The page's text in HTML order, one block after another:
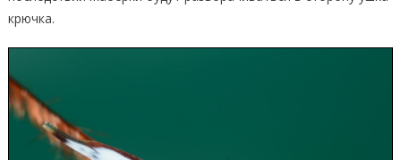
крючка.